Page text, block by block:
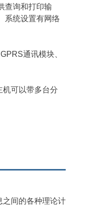
查询和打印输
系统设置有网络
通讯模块、
可以带多台分
之间的各种理论计